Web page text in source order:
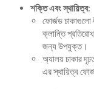
শক্তি এবং স্থায়িত্ব:
ফোর্জড
ক্লান্তি
জন্য উপযুক্ত।
অ্যালয় চাকার
এর স্থায়িত্ব